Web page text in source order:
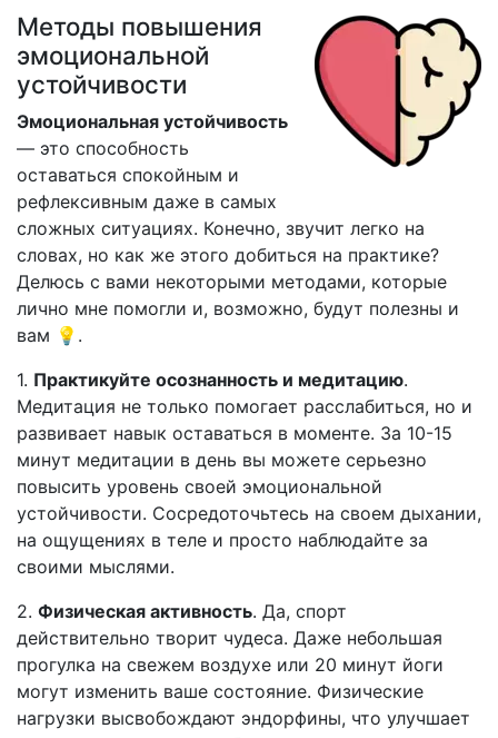
Методы повышения
эмоциональной
устойчивости
Эмоциональная устойчивость
— это способность
оставаться спокойным и
рефлексивным даже в самых
сложных ситуациях. Конечно, звучит легко на
словах, но как же этого добиться на практике?
Делюсь с вами некоторыми методами, которые
лично мне помогли и, возможно, будут полезны и
вам 💡.
1. Практикуйте осознанность и медитацию.
Медитация не только помогает расслабиться, но и
развивает навык оставаться в моменте. За 10-15
минут медитации в день вы можете серьезно
повысить уровень своей эмоциональной
устойчивости. Сосредоточьтесь на своем дыхании,
на ощущениях в теле и просто наблюдайте за
своими мыслями.
2. Физическая активность. Да, спорт
действительно творит чудеса. Даже небольшая
прогулка на свежем воздухе или 20 минут йоги
могут изменить ваше состояние. Физические
нагрузки высвобождают эндорфины, что улучшает